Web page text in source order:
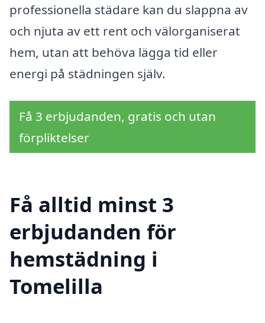
professionella städare kan du slappna av
och njuta av ett rent och välorganiserat
hem, utan att behöva lägga tid eller
energi på städningen själv.
Få 3 erbjudanden, gratis och utan
förpliktelser
Få alltid minst 3
erbjudanden för
hemstädning i
Tomelilla